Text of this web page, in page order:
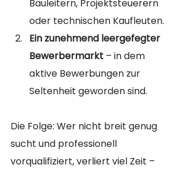
Bauleitern, Projektsteuerern
oder technischen Kaufleuten.
Ein zunehmend leergefegter
Bewerbermarkt – in dem
aktive Bewerbungen zur
Seltenheit geworden sind.
Die Folge: Wer nicht breit genug
sucht und professionell
vorqualifiziert, verliert viel Zeit –